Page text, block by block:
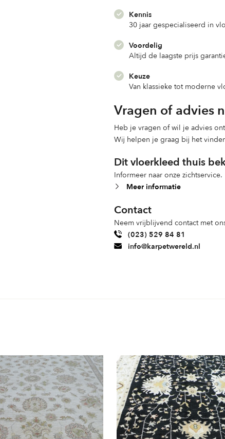
Kennis
30 jaar gespecialiseerd in
Voordelig
Altijd de laagste prijs
Keuze
Van klassieke tot moderne
Vragen of advies
Heb je vragen of wil je advies
Wij helpen je graag bij het
Dit vloerkleed thuis
Informeer naar onze zichtservice.
Meer informatie
Contact
Neem vrijblijvend contact met
(023) 529 84 81
info@karpetwereld.nl